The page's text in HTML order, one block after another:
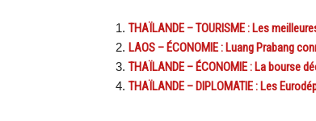
THAÏLANDE – TOURISME : Les
LAOS – ÉCONOMIE : Luang Prabang
THAÏLANDE – ÉCONOMIE : La bourse
THAÏLANDE – DIPLOMATIE : Les